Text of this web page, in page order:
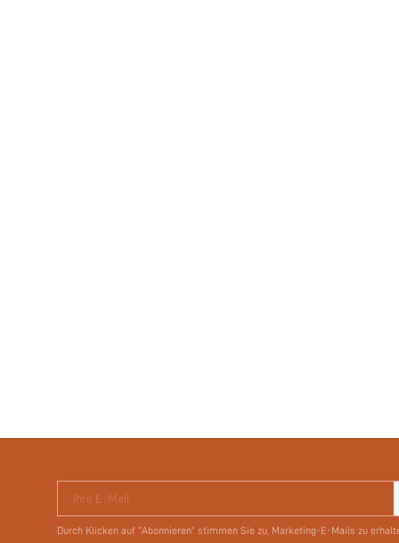
Ihre E-Mail
Durch Klicken auf "Abonnieren" stimmen Sie zu, Marketing-E-Mails zu